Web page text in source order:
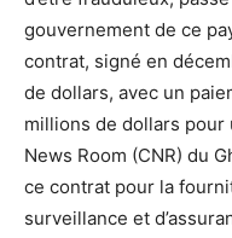
gouvernement de ce
contrat, signé en
de dollars, avec un
millions de dollars pour
News Room (CNR) du
ce contrat pour la
surveillance et